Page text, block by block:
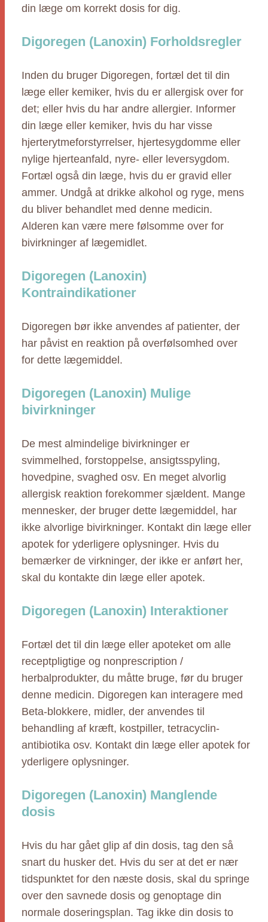
din læge om korrekt dosis for dig.
Digoregen (Lanoxin) Forholdsregler
Inden du bruger Digoregen, fortæl det til din
læge eller kemiker, hvis du er allergisk over for
det; eller hvis du har andre allergier. Informer
din læge eller kemiker, hvis du har visse
hjerterytmeforstyrrelser, hjertesygdomme eller
nylige hjerteanfald, nyre- eller leversygdom.
Fortæl også din læge, hvis du er gravid eller
ammer. Undgå at drikke alkohol og ryge, mens
du bliver behandlet med denne medicin.
Alderen kan være mere følsomme over for
bivirkninger af lægemidlet.
Digoregen (Lanoxin)
Kontraindikationer
Digoregen bør ikke anvendes af patienter, der
har påvist en reaktion på overfølsomhed over
for dette lægemiddel.
Digoregen (Lanoxin) Mulige
bivirkninger
De mest almindelige bivirkninger er
svimmelhed, forstoppelse, ansigtsspyling,
hovedpine, svaghed osv. En meget alvorlig
allergisk reaktion forekommer sjældent. Mange
mennesker, der bruger dette lægemiddel, har
ikke alvorlige bivirkninger. Kontakt din læge eller
apotek for yderligere oplysninger. Hvis du
bemærker de virkninger, der ikke er anført her,
skal du kontakte din læge eller apotek.
Digoregen (Lanoxin) Interaktioner
Fortæl det til din læge eller apoteket om alle
receptpligtige og nonprescription /
herbalprodukter, du måtte bruge, før du bruger
denne medicin. Digoregen kan interagere med
Beta-blokkere, midler, der anvendes til
behandling af kræft, kostpiller, tetracyclin-
antibiotika osv. Kontakt din læge eller apotek for
yderligere oplysninger.
Digoregen (Lanoxin) Manglende
dosis
Hvis du har gået glip af din dosis, tag den så
snart du husker det. Hvis du ser at det er nær
tidspunktet for den næste dosis, skal du springe
over den savnede dosis og genoptage din
normale doseringsplan. Tag ikke din dosis to